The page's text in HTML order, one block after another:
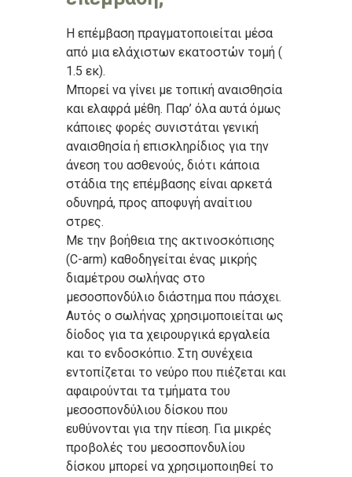
Η επέμβαση πραγματοποιείται μέσα
από μια ελάχιστων εκατοστών τομή (
1.5 εκ).
Μπορεί να γίνει με τοπική αναισθησία
και ελαφρά μέθη. Παρ’ όλα αυτά όμως
κάποιες φορές συνιστάται γενική
αναισθησία ή επισκληρίδιος για την
άνεση του ασθενούς, διότι κάποια
στάδια της επέμβασης είναι αρκετά
οδυνηρά, προς αποφυγή αναίτιου
στρες.
Με την βοήθεια της ακτινοσκόπισης
(C-arm) καθοδηγείται ένας μικρής
διαμέτρου σωλήνας στο
μεσοσπονδύλιο διάστημα που πάσχει.
Αυτός ο σωλήνας χρησιμοποιείται ως
δίοδος για τα χειρουργικά εργαλεία
και το ενδοσκόπιο. Στη συνέχεια
εντοπίζεται το νεύρο που πιέζεται και
αφαιρούνται τα τμήματα του
μεσοσπονδύλιου δίσκου που
ευθύνονται για την πίεση. Για μικρές
προβολές του μεσοσπονδυλίου
δίσκου μπορεί να χρησιμοποιηθεί το